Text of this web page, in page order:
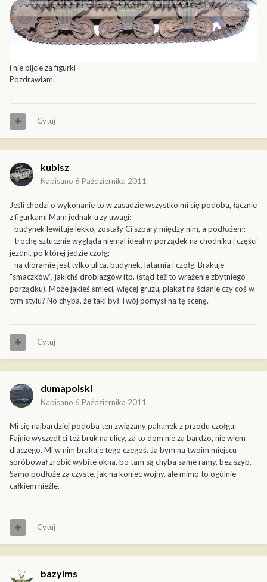
i nie bijcie za figurki
Pozdrawiam.
Cytuj
kubisz
Napisano 6 Października 2011
Jeśli chodzi o wykonanie to w zasadzie wszystko mi się podoba, łącznie
z figurkami Mam jednak trzy uwagi:
- budynek lewituje lekko, zostały Ci szpary między nim, a podłożem;
- trochę sztucznie wygląda niemal idealny porządek na chodniku i części
jezdni, po której jedzie czołg;
- na dioramie jest tylko ulica, budynek, latarnia i czołg. Brakuje
"smaczków", jakichś drobiazgów itp. (stąd też to wrażenie zbytniego
porządku). Może jakieś śmieci, więcej gruzu, plakat na ścianie czy coś w
tym stylu? No chyba, że taki był Twój pomysł na tę scenę.
Cytuj
dumapolski
Napisano 6 Października 2011
Mi się najbardziej podoba ten związany pakunek z przodu czołgu.
Fajnie wyszedł ci też bruk na ulicy, za to dom nie za bardzo, nie wiem
dlaczego. Mi w nim brakuje tego czegoś. Ja bym na twoim miejscu
spróbował zrobić wybite okna, bo tam są chyba same ramy, bez szyb.
Samo podłoże za czyste, jak na koniec wojny, ale mimo to ogólnie
całkiem nieźle.
Cytuj
bazylms